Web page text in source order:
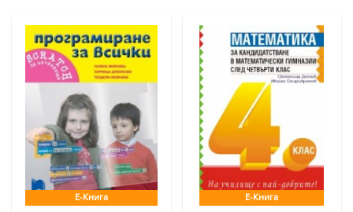
Е-Книга Е-Книга